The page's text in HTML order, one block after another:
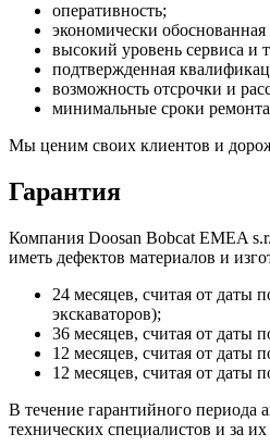
оперативность;
экономически обоснованная
высокий уровень сервиса и
подтвержденная
возможность отсрочки и
минимальные сроки
Мы ценим своих клиентов и
Гарантия
Компания Doosan Bobcat EMEA
иметь дефектов материалов и
24 месяцев, считая от даты
экскаваторов);
36 месяцев, считая от даты
12 месяцев, считая от даты
12 месяцев, считая от даты
В течение гарантийного периода
технических специалистов и за